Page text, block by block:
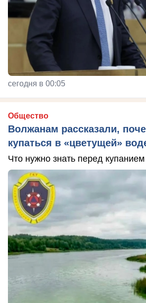
сегодня в 00:05
Общество
Волжанам рассказали,
купаться в «цветущей»
Что нужно знать перед купанием